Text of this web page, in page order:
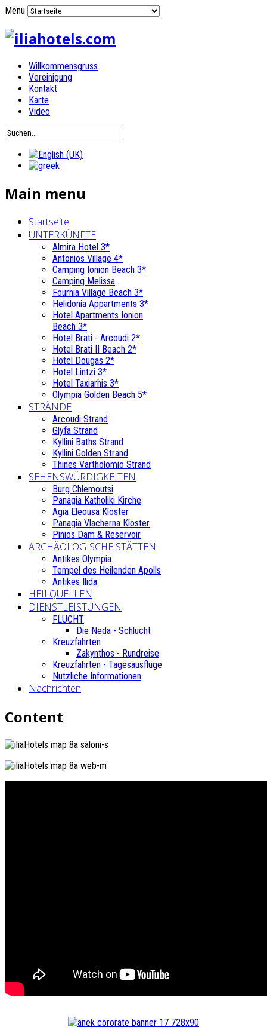
Menu
Willkommensgruss
Vereinigung
Kontakt
Karte
Video
Main menu
Startseite
UNTERKÜNFTE
Almira Hotel 3*
Antonios Village 4*
Camping Ionion Beach 3*
Camping Melissa
Fournia Village Beach 3*
Helidonia Appartments 3*
Hotel Apartments Ionion
Beach 3*
Hotel Brati - Αrcoudi 2*
Hotel Brati II Beach 2*
Hotel Dougas 2*
Hotel Lintzi 3*
Hotel Taxiarhis 3*
Olympia Golden Beach 5*
STRÄNDE
Arcoudi Strand
Glyfa Strand
Kyllini Baths Strand
Kyllini Golden Strand
Thines Vartholomio Strand
SEHENSWÜRDIGKEITEN
Burg Chlemoutsi
Panagia Katholiki Kirche
Agia Eleousa Kloster
Panagia Vlacherna Kloster
Pinios Dam & Reservoir
ARCHÄOLOGISCHE STÄTTEN
Antikes Olympia
Tempel des Heilenden Apolls
Antikes Ilida
HEILQUELLEN
DIENSTLEISTUNGEN
FLUCHT
Die Neda - Schlucht
Kreuzfahrten
Zakynthos - Rundreise
Kreuzfahrten - Tagesausflüge
Nutzliche Informationen
Nachrichten
Content